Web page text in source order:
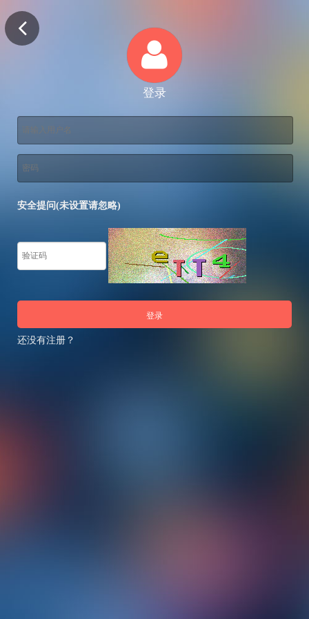
登录
安全提问(未设置请忽略)
登录
还没有注册？